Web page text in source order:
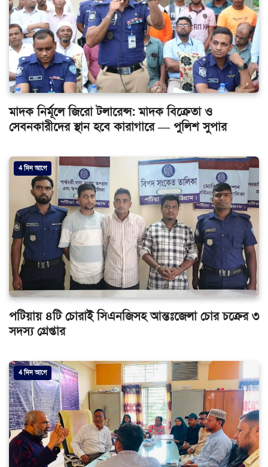
মাদক নির্মূলে জিরো টলারেন্স: মাদক বিক্রেতা ও
সেবনকারীদের স্থান হবে কারাগারে — পুলিশ সুপার
4 দিন আগে
পটিয়ায় ৪টি চোরাই সিএনজিসহ আন্তঃজেলা চোর চক্রের ৩
সদস্য গ্রেপ্তার
4 দিন আগে